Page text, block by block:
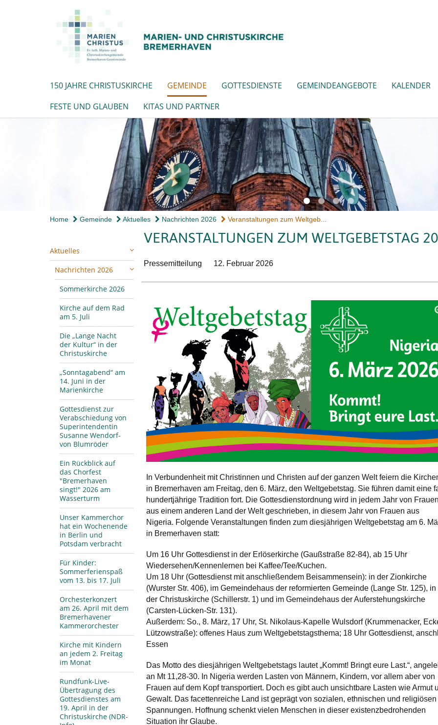
150 JAHRE CHRISTUSKIRCHE GEMEINDE GOTTESDIENSTE GEMEINDEANGEBOTE KALENDER
FESTE UND GLAUBEN
KITAS UND PARTNER
Home Gemeinde Aktuelles Nachrichten 2026 Veranstaltungen zum Weltgeb...
Aktuelles
Nachrichten 2026
Sommerkirche 2026
Kirche auf dem Rad
am 5. Juli
Die „Lange Nacht
der Kultur“ in der
Christuskirche
„Sonntagabend“ am
14. Juni in der
Marienkirche
Gottesdienst zur
Verabschiedung von
Superintendentin
Susanne Wendorf-
von Blumröder
Ein Rückblick auf
das Chorfest
"Bremerhaven
singt!" 2026 am
Wasserturm
Unser Kammerchor
hat ein Wochenende
in Berlin und
Potsdam verbracht
Für Kinder:
Sommerferienspaß
vom 13. bis 17. Juli
Orchesterkonzert
am 26. April mit dem
Bremerhavener
Kammerorchester
Kirche mit Kindern
an jedem 2. Freitag
im Monat
Rundfunk-Live-
Übertragung des
Gottesdienstes am
19. April in der
Christuskirche (NDR-
VERANSTALTUNGEN ZUM WELTGEBETSTAG
Pressemitteilung 12. Februar 2026
In Verbundenheit mit Christinnen und Christen auf der ganzen Welt feiern die
in Bremerhaven am Freitag, den 6. März, den Weltgebetstag. Sie führen damit eine
hundertjährige Tradition fort. Die Gottesdienstordnung wird in jedem Jahr von Frauen
aus einem anderen Land der Welt geschrieben, in diesem Jahr von Frauen aus
Nigeria. Folgende Veranstaltungen finden zum diesjährigen Weltgebetstag am 6.
in Bremerhaven statt:
Um 16 Uhr Gottesdienst in der Erlöserkirche (Gaußstraße 82-84), ab 15 Uhr
Wiedersehen/Kennenlernen bei Kaffee/Tee/Kuchen.
Um 18 Uhr (Gottesdienst mit anschließendem Beisammensein): in der Zionkirche
(Wurster Str. 406), im Gemeindehaus der reformierten Gemeinde (Lange Str. 125), in
der Christuskirche (Schillerstr. 1) und im Gemeindehaus der Auferstehungskirche
(Carsten-Lücken-Str. 131).
Außerdem: So., 8. März, 17 Uhr, St. Nikolaus-Kapelle Wulsdorf (Krummenacker,
Lützowstraße): offenes Haus zum Weltgebetstagsthema; 18 Uhr Gottesdienst,
Essen
Das Motto des diesjährigen Weltgebetstags lautet „Kommt! Bringt eure Last.“,
an Mt 11,28-30. In Nigeria werden Lasten von Männern, Kindern, vor allem aber von
Frauen auf dem Kopf transportiert. Doch es gibt auch unsichtbare Lasten wie Armut
Gewalt. Das facettenreiche Land ist geprägt von sozialen, ethnischen und religiösen
Spannungen. Hoffnung schenkt vielen Menschen in dieser existenzbedrohenden
Situation ihr Glaube.